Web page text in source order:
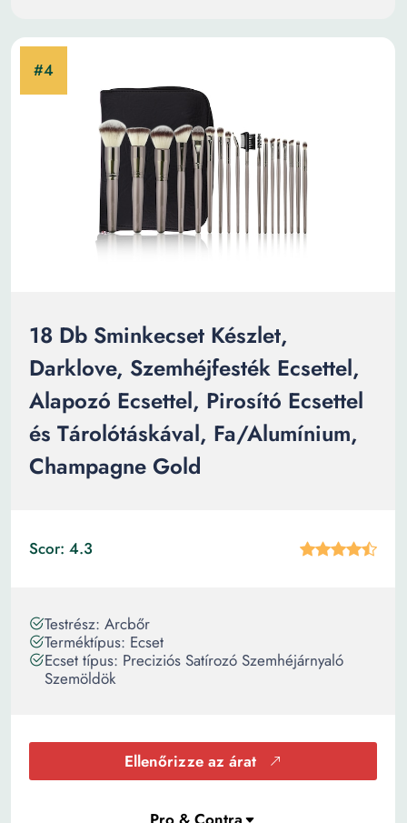
18 Db Sminkecset Készlet,
Darklove, Szemhéjfesték Ecsettel,
Alapozó Ecsettel, Pirosító Ecsettel
és Tárolótáskával, Fa/Alumínium,
Champagne Gold
Scor: 4.3
Testrész: Arcbőr
Terméktípus: Ecset
Ecset típus: Preciziós Satírozó Szemhéjárnyaló
Szemöldök
Ellenőrizze az árat